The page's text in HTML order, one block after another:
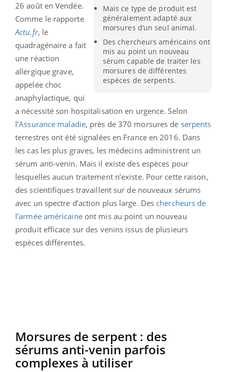
Mais ce type de produit est
généralement adapté aux
morsures d’un seul animal.
Des chercheurs américains ont
mis au point un nouveau
sérum capable de traiter les
morsures de différentes
espèces de serpents.
26 août en Vendée.
Comme le rapporte
Actu.fr, le
quadragénaire a fait
une réaction
allergique grave,
appelée choc
anaphylactique, qui
a nécessité son hospitalisation en urgence. Selon
l’Assurance maladie, près de 370 morsures de serpents
terrestres ont été signalées en France en 2016. Dans
les cas les plus graves, les médecins administrent un
sérum anti-venin. Mais il existe des espèces pour
lesquelles aucun traitement n’existe. Pour cette raison,
des scientifiques travaillent sur de nouveaux sérums
avec un spectre d’action plus large. Des chercheurs de
l’armée américaineont mis au point un nouveau
produit efficace sur des venins issus de plusieurs
espèces différentes.
Morsures de serpent : des
sérums anti-venin parfois
complexes à utiliser